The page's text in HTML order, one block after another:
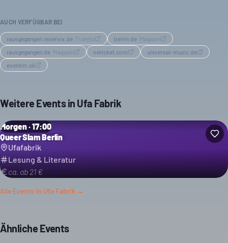
AUCH VERFÜGBAR BEI
rausgegangen.reservix.de Tickets berlin.de Magazin
rausgegangen.de Magazin oeticket.com
universal-music.de
eventim.sk
Weitere Events in Ufa Fabrik
Morgen · 17:00
Queer Slam Berlin
Ufafabrik
Lesung & Literatur
ca. ab 21 €
Alle Events in Ufa Fabrik →
Ähnliche Events